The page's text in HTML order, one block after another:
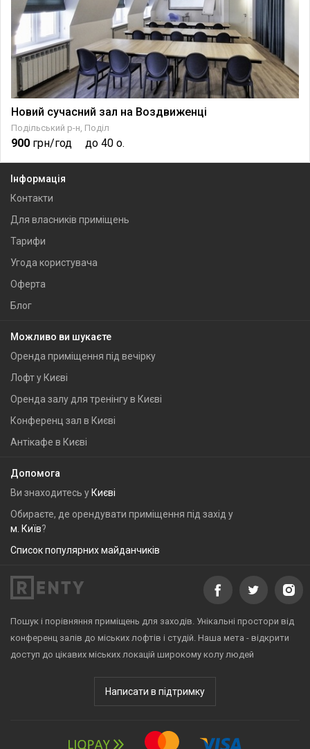
Новий сучасний зал на Воздвиженці
Подільський р-н, Поділ
900 грн/год до 40 о.
Інформація
Контакти
Для власників приміщень
Тарифи
Угода користувача
Оферта
Блог
Можливо ви шукаєте
Оренда приміщення під вечірку
Лофт у Києві
Оренда залу для тренінгу в Києві
Конференц зал в Києві
Антікафе в Києві
Допомога
Ви знаходитесь у Києві
Обираєте, де орендувати приміщення під захід у
м. Київ?
Список популярних майданчиків
Пошук і порівняння приміщень для заходів. Унікальні простори від
конференц залів до міських лофтів і студій. Наша мета - відкрити
доступ до цікавих міських локацій широкому колу людей
Написати в підтримку